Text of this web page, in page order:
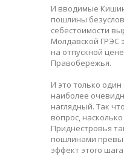
И вводимые
пошлины
себестоимости
Молдавской ГРЭС
на отпускной
Правобережья.
И это только
наиболее
наглядный. Так
вопрос,
Приднестровья
пошлинами
эффект этого